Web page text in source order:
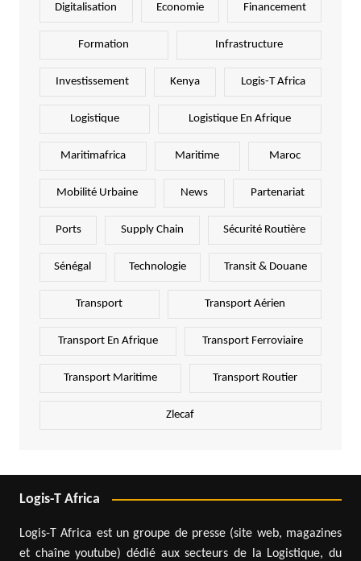
Digitalisation Economie Financement
Formation Infrastructure
Investissement Kenya Logis-T Africa
Logistique Logistique En Afrique
Maritimafrica Maritime Maroc
Mobilité Urbaine News Partenariat
Ports Supply Chain Sécurité Routière
Sénégal Technologie Transit & Douane
Transport Transport Aérien
Transport En Afrique Transport Ferroviaire
Transport Maritime Transport Routier
Zlecaf
Logis-T Africa
Logis-T Africa est un groupe de presse (site web, magazines
et chaîne youtube) dédié aux secteurs de la Logistique, du